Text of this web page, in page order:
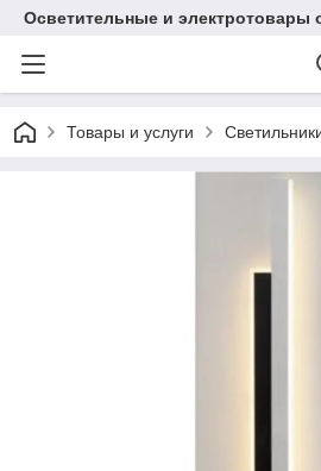
Осветительные и электротовары
Товары и услуги